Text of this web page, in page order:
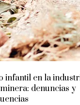
infantil en la
denuncias y